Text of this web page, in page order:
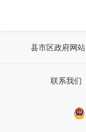
县市区政府网站
联系我们